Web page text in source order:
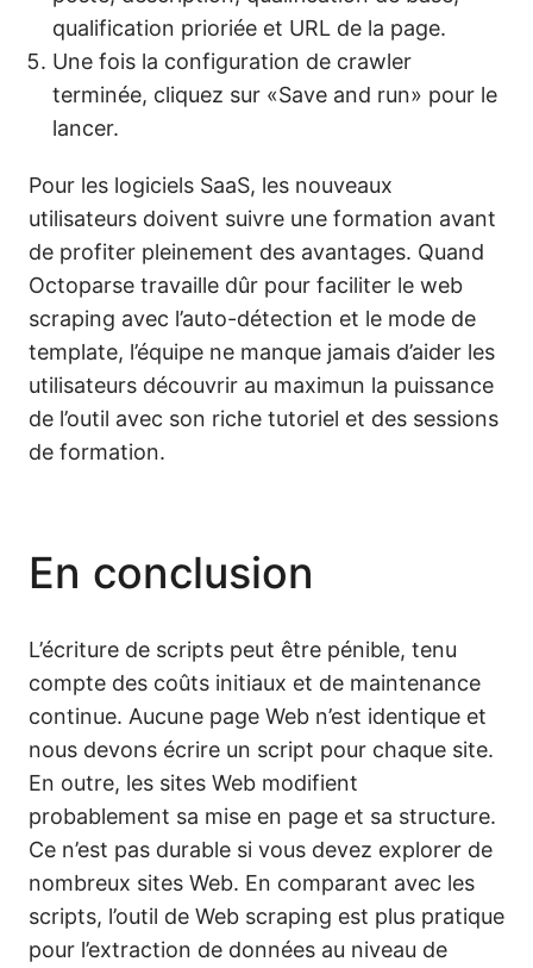
qualification prioriée et URL de la page.
Une fois la configuration de crawler
terminée, cliquez sur «Save and run» pour le
lancer.
Pour les logiciels SaaS, les nouveaux
utilisateurs doivent suivre une formation avant
de profiter pleinement des avantages. Quand
Octoparse travaille dûr pour faciliter le web
scraping avec l’auto-détection et le mode de
template, l’équipe ne manque jamais d’aider les
utilisateurs découvrir au maximun la puissance
de l’outil avec son riche tutoriel et des sessions
de formation.
En conclusion
L’écriture de scripts peut être pénible, tenu
compte des coûts initiaux et de maintenance
continue. Aucune page Web n’est identique et
nous devons écrire un script pour chaque site.
En outre, les sites Web modifient
probablement sa mise en page et sa structure.
Ce n’est pas durable si vous devez explorer de
nombreux sites Web. En comparant avec les
scripts, l’outil de Web scraping est plus pratique
pour l’extraction de données au niveau de